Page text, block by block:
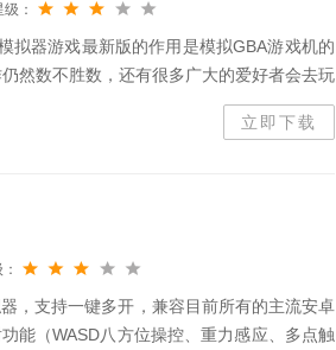
级：
拟器游戏最新版的作用是模拟GBA游戏机的
然数不胜数，还有很多广大的爱好者会去玩
、GBC和GBC在GBA上的模拟档案类型...
立即下载
，支持一键多开，兼容目前所有的主流安卓
能（WASD八方位操控、重力感应、多点触